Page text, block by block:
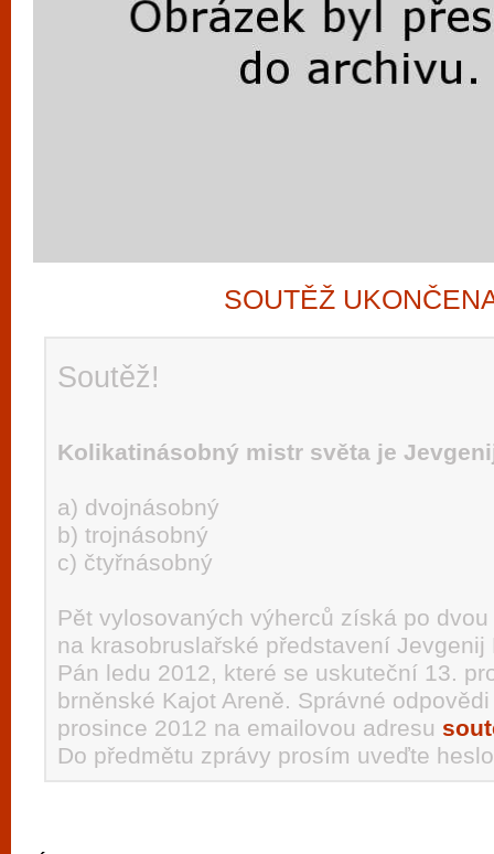
SOUTĚŽ
Soutěž!
Kolikatinásobný mistr světa je
a) dvojnásobný
b) trojnásobný
c) čtyřnásobný
Pět vylosovaných výherců získá po
na krasobruslařské představení Jevgenij
Pán ledu 2012, které se uskuteční 13.
brněnské Kajot Areně. Správné
prosince 2012 na emailovou adresu
Do předmětu zprávy prosím uveďte